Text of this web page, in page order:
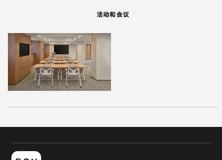
活动和会议